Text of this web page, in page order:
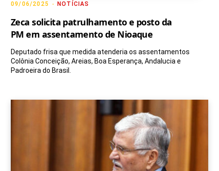
NOTÍCIAS
09/06/2025
Zeca solicita patrulhamento e posto da
PM em assentamento de Nioaque
Deputado frisa que medida atenderia os assentamentos
Colônia Conceição, Areias, Boa Esperança, Andalucia e
Padroeira do Brasil.